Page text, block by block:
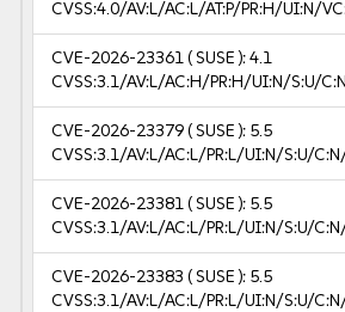
CVSS:4.0/AV:L/AC:L/AT:P/PR:H/UI:N/
CVE-2026-23361( SUSE ):4.1
CVSS:3.1/AV:L/AC:H/PR:H/UI:N/S:U/
CVE-2026-23379( SUSE ): 5.5
CVSS:3.1/AV:L/AC:L/PR:L/UI:N/S:U/
CVE-2026-23381( SUSE ): 5.5
CVSS:3.1/AV:L/AC:L/PR:L/UI:N/S:U/
CVE-2026-23383 ( SUSE ): 5.5
CVSS:3.1/AV:L/AC:L/PR:L/UI:N/S:U/